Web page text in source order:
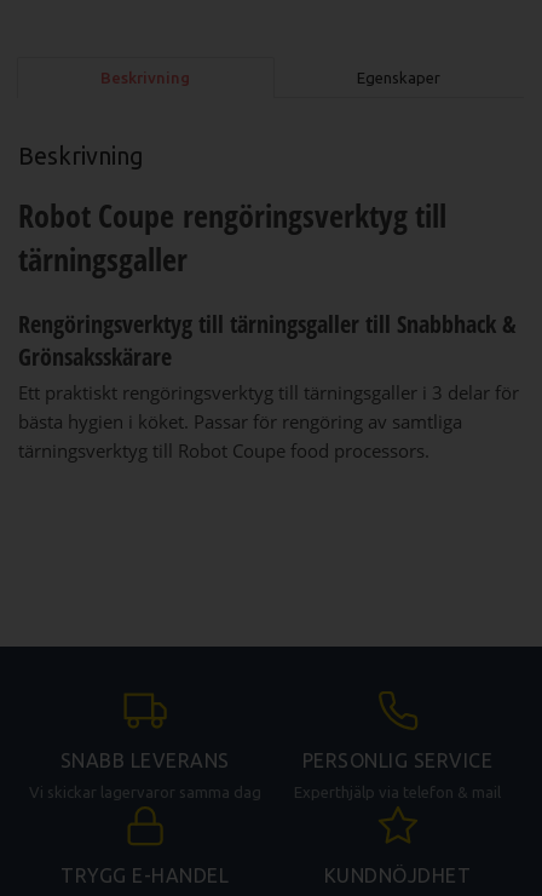
Beskrivning Egenskaper
Beskrivning
Robot Coupe rengöringsverktyg till
tärningsgaller
Rengöringsverktyg till tärningsgaller till Snabbhack &
Grönsaksskärare
Ett praktiskt rengöringsverktyg till tärningsgaller i 3 delar för
bästa hygien i köket. Passar för rengöring av samtliga
tärningsverktyg till Robot Coupe food processors.
SNABB LEVERANS
Vi skickar lagervaror samma dag
PERSONLIG SERVICE
Experthjälp via telefon & mail
TRYGG E-HANDEL KUNDNÖJDHET